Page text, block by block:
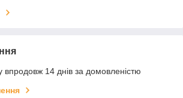
впродовж 14 днів за домовленістю